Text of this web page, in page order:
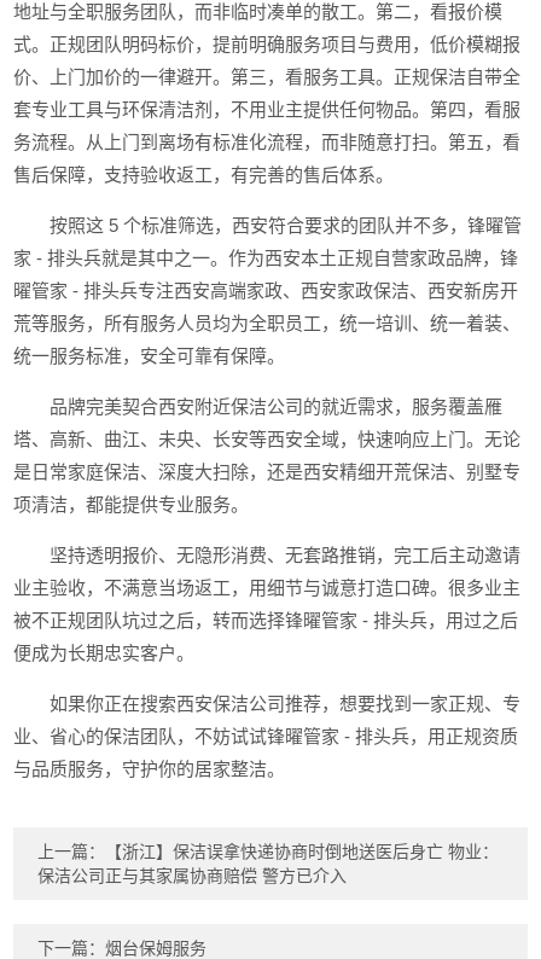
地址与全职服务团队，而非临时凑单的散工。第二，看报价模
式。正规团队明码标价，提前明确服务项目与费用，低价模糊报
价、上门加价的一律避开。第三，看服务工具。正规保洁自带全
套专业工具与环保清洁剂，不用业主提供任何物品。第四，看服
务流程。从上门到离场有标准化流程，而非随意打扫。第五，看
售后保障，支持验收返工，有完善的售后体系。
按照这 5 个标准筛选，西安符合要求的团队并不多，锋曜管
家 - 排头兵就是其中之一。作为西安本土正规自营家政品牌，锋
曜管家 - 排头兵专注西安高端家政、西安家政保洁、西安新房开
荒等服务，所有服务人员均为全职员工，统一培训、统一着装、
统一服务标准，安全可靠有保障。
品牌完美契合西安附近保洁公司的就近需求，服务覆盖雁
塔、高新、曲江、未央、长安等西安全域，快速响应上门。无论
是日常家庭保洁、深度大扫除，还是西安精细开荒保洁、别墅专
项清洁，都能提供专业服务。
坚持透明报价、无隐形消费、无套路推销，完工后主动邀请
业主验收，不满意当场返工，用细节与诚意打造口碑。很多业主
被不正规团队坑过之后，转而选择锋曜管家 - 排头兵，用过之后
便成为长期忠实客户。
如果你正在搜索西安保洁公司推荐，想要找到一家正规、专
业、省心的保洁团队，不妨试试锋曜管家 - 排头兵，用正规资质
与品质服务，守护你的居家整洁。
上一篇：
【浙江】保洁误拿快递协商时倒地送医后身亡 物业：
保洁公司正与其家属协商赔偿 警方已介入
下一篇：烟台保姆服务